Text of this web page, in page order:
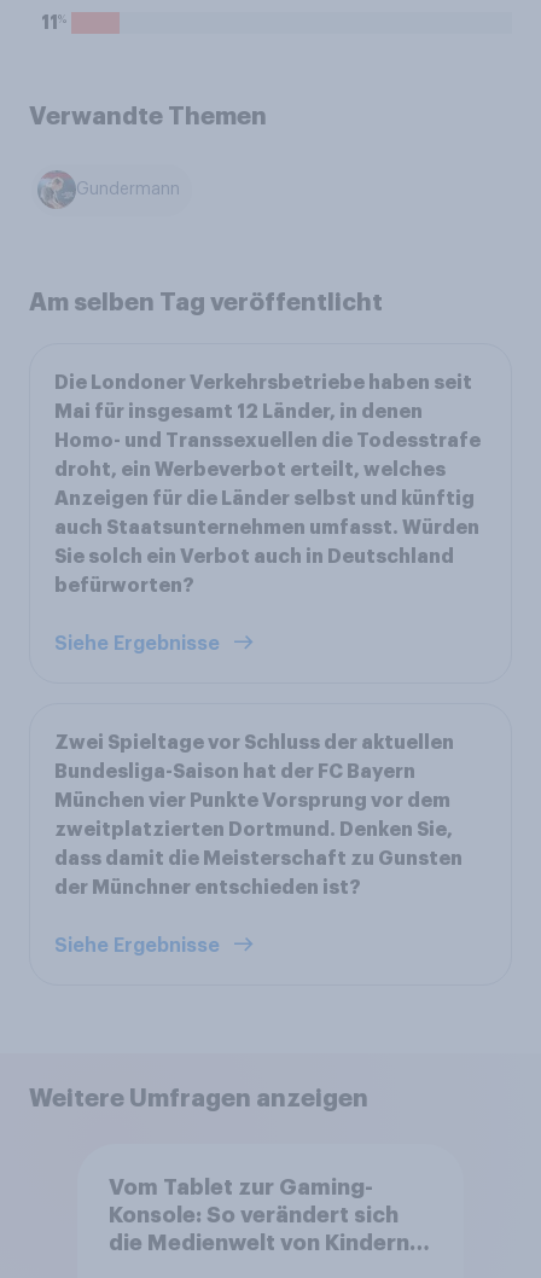
11 %
Verwandte Themen
Gundermann
Am selben Tag veröffentlicht
Die Londoner Verkehrsbetriebe haben seit
Mai für insgesamt 12 Länder, in denen
Homo- und Transsexuellen die Todesstrafe
droht, ein Werbeverbot erteilt, welches
Anzeigen für die Länder selbst und künftig
auch Staatsunternehmen umfasst. Würden
Sie solch ein Verbot auch in Deutschland
befürworten?
Siehe Ergebnisse
Zwei Spieltage vor Schluss der aktuellen
Bundesliga-Saison hat der FC Bayern
München vier Punkte Vorsprung vor dem
zweitplatzierten Dortmund. Denken Sie,
dass damit die Meisterschaft zu Gunsten
der Münchner entschieden ist?
Siehe Ergebnisse
Weitere Umfragen anzeigen
Vom Tablet zur Gaming-
Konsole: So verändert sich
die Medienwelt von Kindern